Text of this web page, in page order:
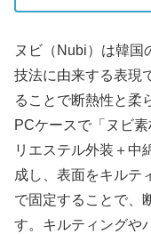
ヌビ（Nubi）は韓国
技法に由来する表現
ることで断熱性と柔
PCケースで「ヌビ
リエステル外装＋中
成し、表面をキルテ
で固定することで、
す。キルティングや